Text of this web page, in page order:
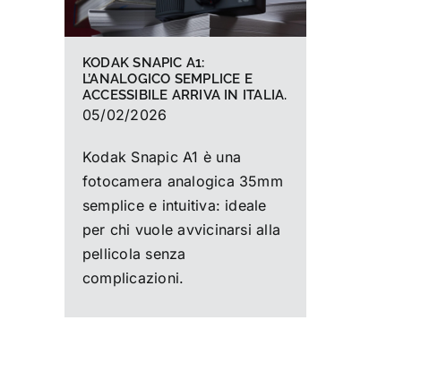
KODAK SNAPIC A1:
L’ANALOGICO SEMPLICE E
ACCESSIBILE ARRIVA IN ITALIA.
05/02/2026
Kodak Snapic A1 è una
fotocamera analogica 35mm
semplice e intuitiva: ideale
per chi vuole avvicinarsi alla
pellicola senza
complicazioni.